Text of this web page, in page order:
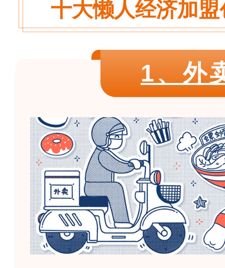
1、外